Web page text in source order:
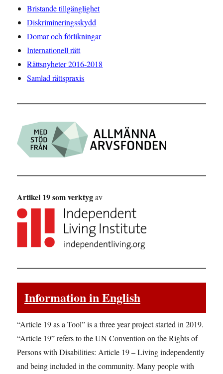
Bristande tillgänglighet
Diskrimineringsskydd
Domar och förlikningar
Internationell rätt
Rättsnyheter 2016-2018
Samlad rättspraxis
Artikel 19 som verktygav
Information in English
“Article 19 as a Tool” is a three year project started in 2019.
“Article 19” refers to the UN Convention on the Rights of
Persons with Disabilities: Article 19 – Living independently
and being included in the community. Many people with